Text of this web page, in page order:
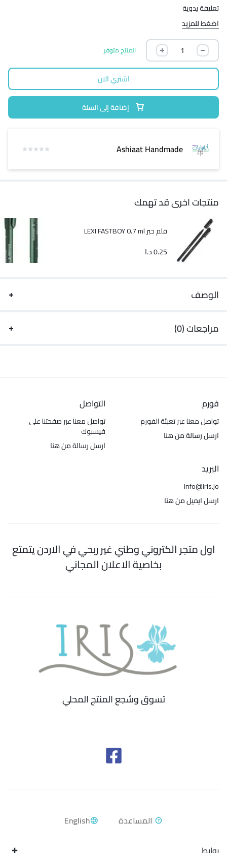
تعليقة يدوية
اضغط للمزيد
المنتج متوفر
إضافة إلى السلة
اشتري الان
Ashiaat Handmade
منتجات اخرى قد تهمك
قلم حبر LEXI FASTBOY 0.7 ml
0.25د.ا
الوصف
مراجعات (0)
فورم
تواصل معنا عبر تعبئة الفورم
ارسل رسالة من هنا
التواصل
تواصل معنا عبر صفحتنا على
فيسبوك
ارسل رسالة من هنا
البريد
info@iris.jo
ارسل ايميل من هنا
اول متجر الكتروني وطني غير ربحي في الاردن يتمتع
بخاصية الاعلان المجاني
تسوق وشجع المنتج المحلي
English